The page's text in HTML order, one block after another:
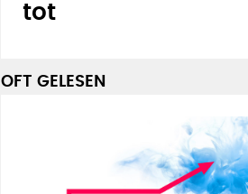
tot
OFT GELESEN